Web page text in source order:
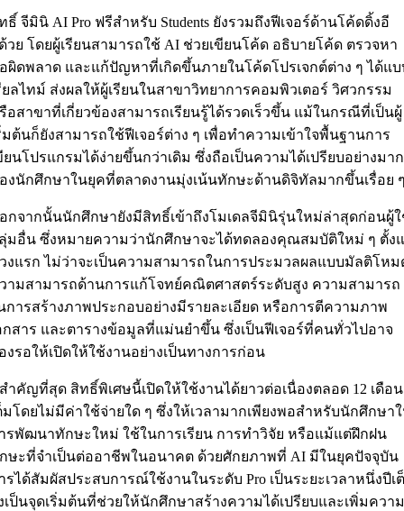
ธิ์ จีมินิ AI Pro ฟรีสำหรับ Students ยังรวมถึงฟีเจอร์ด้านโค้ดดิ้งอี
วย โดยผู้เรียนสามารถใช้ AI ช่วยเขียนโค้ด อธิบายโค้ด ตรวจหา
ผิดพลาด และแก้ปัญหาที่เกิดขึ้นภายในโค้ดโปรเจกต์ต่าง ๆ ได้แ
ยลไทม์ ส่งผลให้ผู้เรียนในสาขาวิทยาการคอมพิวเตอร์ วิศวกรรม
อสาขาที่เกี่ยวข้องสามารถเรียนรู้ได้รวดเร็วขึ้น แม้ในกรณีที่เป็นผู้
มต้นก็ยังสามารถใช้ฟีเจอร์ต่าง ๆ เพื่อทำความเข้าใจพื้นฐานการ
ยนโปรแกรมได้ง่ายขึ้นกว่าเดิม ซึ่งถือเป็นความได้เปรียบอย่างมาก
งนักศึกษาในยุคที่ตลาดงานมุ่งเน้นทักษะด้านดิจิทัลมากขึ้นเรื่อย
กจากนั้นนักศึกษายังมีสิทธิ์เข้าถึงโมเดลจีมินิรุ่นใหม่ล่าสุดก่อนผู้
มอื่น ซึ่งหมายความว่านักศึกษาจะได้ทดลองคุณสมบัติใหม่ ๆ ตั้ง
งแรก ไม่ว่าจะเป็นความสามารถในการประมวลผลแบบมัลติโหม
ามสามารถด้านการแก้โจทย์คณิตศาสตร์ระดับสูง ความสามารถ
การสร้างภาพประกอบอย่างมีรายละเอียด หรือการตีความภาพ
กสาร และตารางข้อมูลที่แม่นยำขึ้น ซึ่งเป็นฟีเจอร์ที่คนทั่วไปอาจ
งรอให้เปิดให้ใช้งานอย่างเป็นทางการก่อน
ำคัญที่สุด สิทธิ์พิเศษนี้เปิดให้ใช้งานได้ยาวต่อเนื่องตลอด 12 เดือน
มโดยไม่มีค่าใช้จ่ายใด ๆ ซึ่งให้เวลามากเพียงพอสำหรับนักศึกษา
รพัฒนาทักษะใหม่ ใช้ในการเรียน การทำวิจัย หรือแม้แต่ฝึกฝน
ษะที่จำเป็นต่ออาชีพในอนาคต ด้วยศักยภาพที่ AI มีในยุคปัจจุบัน
รได้สัมผัสประสบการณ์ใช้งานในระดับ Pro เป็นระยะเวลาหนึ่งปีเ
เป็นจุดเริ่มต้นที่ช่วยให้นักศึกษาสร้างความได้เปรียบและเพิ่มความ